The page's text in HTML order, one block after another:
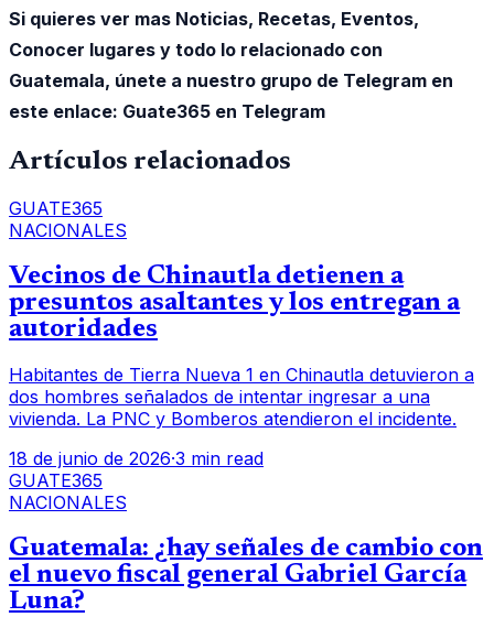
Si quieres ver mas Noticias, Recetas, Eventos,
Conocer lugares y todo lo relacionado con
Guatemala, únete a nuestro grupo de Telegram en
este enlace: Guate365 en Telegram
Artículos relacionados
GUATE365
NACIONALES
Vecinos de Chinautla detienen a
presuntos asaltantes y los entregan a
autoridades
Habitantes de Tierra Nueva 1 en Chinautla detuvieron a
dos hombres señalados de intentar ingresar a una
vivienda. La PNC y Bomberos atendieron el incidente.
18 de junio de 2026·3 min read
GUATE365
NACIONALES
Guatemala: ¿hay señales de cambio con
el nuevo fiscal general Gabriel García
Luna?